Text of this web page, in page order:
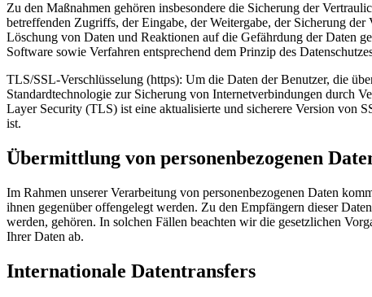
Zu den Maßnahmen gehören insbesondere die Sicherung der
betreffenden Zugriffs, der Eingabe, der Weitergabe, der Sicherung
Löschung von Daten und Reaktionen auf die Gefährdung der Daten
Software sowie Verfahren entsprechend dem Prinzip des
TLS/SSL-Verschlüsselung (https): Um die Daten der Benutzer, die
Standardtechnologie zur Sicherung von Internetverbindungen durch
Layer Security (TLS) ist eine aktualisierte und sicherere Version von
ist.
Übermittlung von personenbezogenen
Im Rahmen unserer Verarbeitung von personenbezogenen Daten
ihnen gegenüber offengelegt werden. Zu den Empfängern dieser
werden, gehören. In solchen Fällen beachten wir die gesetzlichen
Ihrer Daten ab.
Internationale Datentransfers